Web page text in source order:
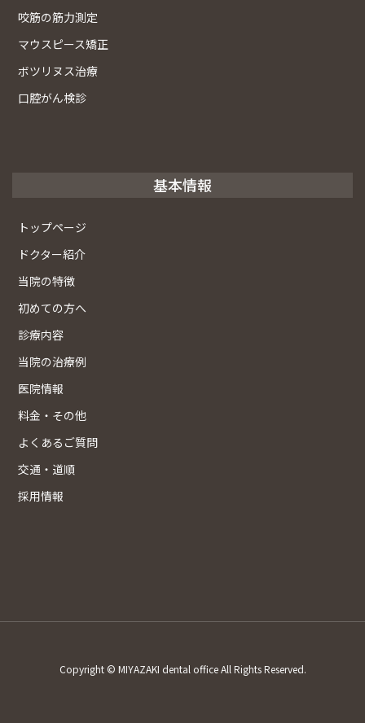
咬筋の筋力測定
マウスピース矯正
ボツリヌス治療
口腔がん検診
基本情報
トップページ
ドクター紹介
当院の特徴
初めての方へ
診療内容
当院の治療例
医院情報
料金・その他
よくあるご質問
交通・道順
採用情報
Copyright © MIYAZAKI dental office All Rights Reserved.